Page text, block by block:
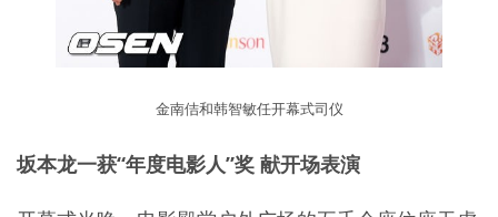
金南佶和韩智敏任开幕式司仪
坂本龙一获“年度电影人”奖 献开场表演